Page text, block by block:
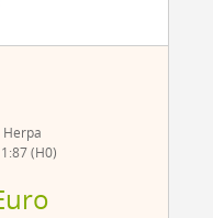
Herpa
1:87 (H0)